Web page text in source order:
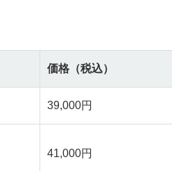
価格（税込）
39,000円
41,000円